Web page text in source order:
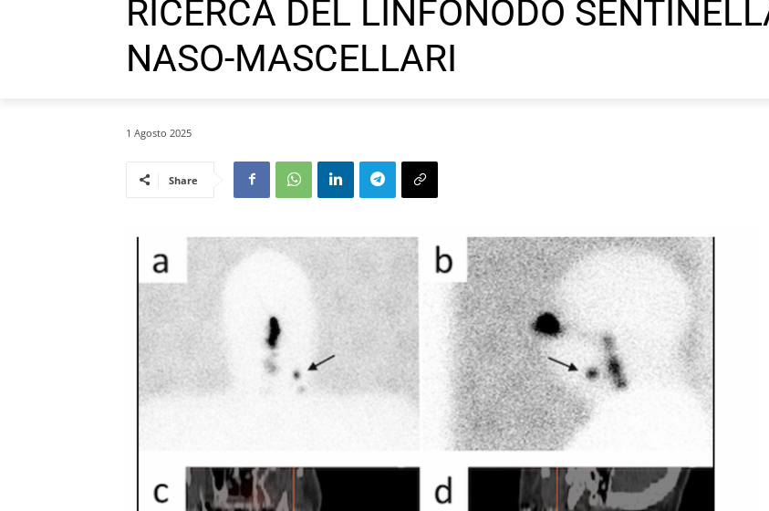
RICERCA DEL LINFONODO
NASO-MASCELLARI
1 Agosto 2025
Share